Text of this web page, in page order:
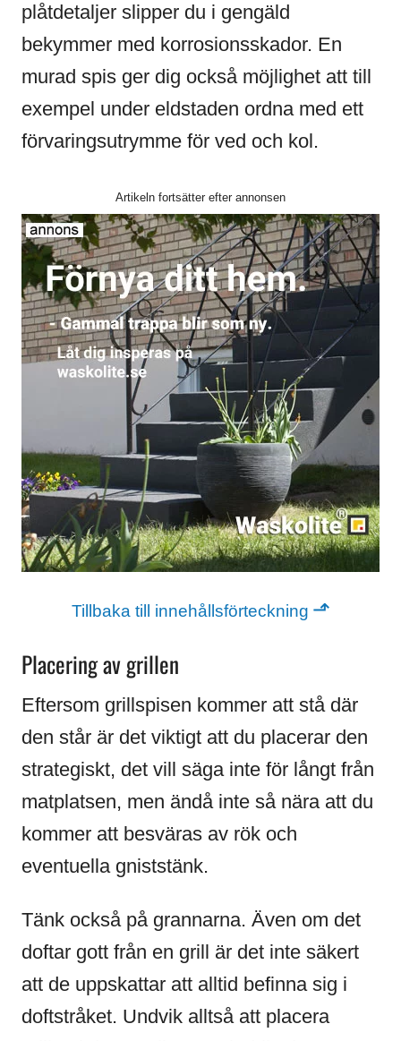
plåtdetaljer slipper du i gengäld
bekymmer med korrosionsskador. En
murad spis ger dig också möjlighet att till
exempel under eldstaden ordna med ett
förvaringsutrymme för ved och kol.
Artikeln fortsätter efter annonsen
Tillbaka till innehållsförteckning ⬏
Placering av grillen
Eftersom grillspisen kommer att stå där
den står är det viktigt att du placerar den
strategiskt, det vill säga inte för långt från
matplatsen, men ändå inte så nära att du
kommer att besväras av rök och
eventuella gniststänk.
Tänk också på grannarna. Även om det
doftar gott från en grill är det inte säkert
att de uppskattar att alltid befinna sig i
doftstråket. Undvik alltså att placera